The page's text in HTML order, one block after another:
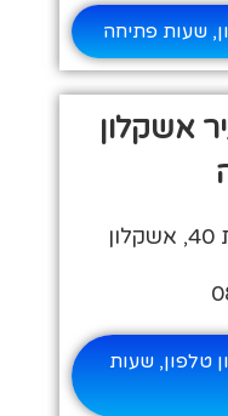
שעות פתיחה
אשקלון
טלפון, שעות